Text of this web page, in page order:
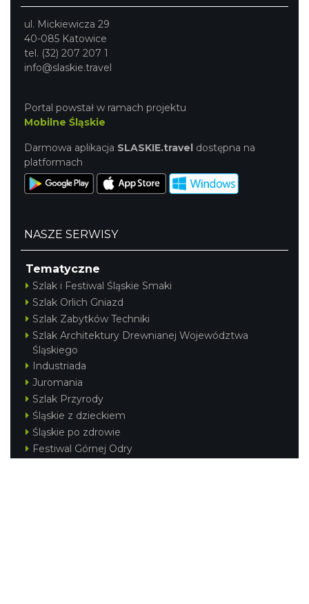
ul. Mickiewicza 29
40-085 Katowice
tel. (32) 207 207 1
info@slaskie.travel
Portal powstał w ramach projektu
Mobilne Śląskie
Darmowa aplikacja SLASKIE.travel dostępna na
platformach
NASZE SERWISY
Tematyczne
Szlak i Festiwal Śląskie Smaki
Szlak Orlich Gniazd
Szlak Zabytków Techniki
Szlak Architektury Drewnianej Województwa
Śląskiego
Industriada
Juromania
Szlak Przyrody
Śląskie z dzieckiem
Śląskie po zdrowie
Festiwal Górnej Odry